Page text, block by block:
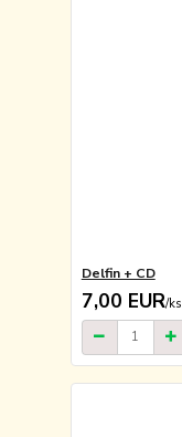
Delfin + CD
7,00 EUR/ks